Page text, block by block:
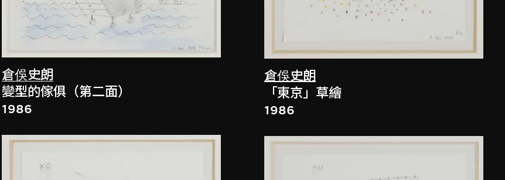
倉俁史朗
變型的傢俱（第二面）
1986
倉俁史朗
「東京」草繪
1986